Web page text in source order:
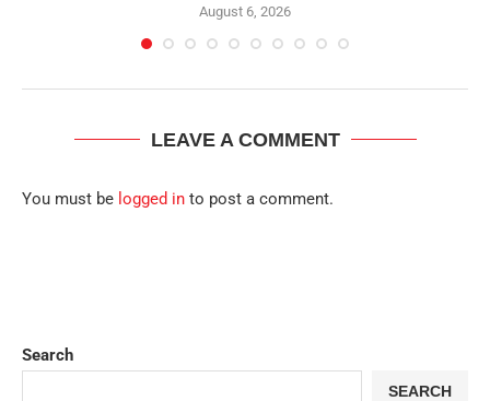
August 6, 2026
LEAVE A COMMENT
You must be logged in to post a comment.
Search
SEARCH